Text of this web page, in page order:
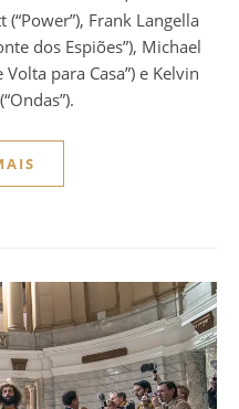
Frank Langella
dos Espiões”), Michael
para Casa”) e Kelvin